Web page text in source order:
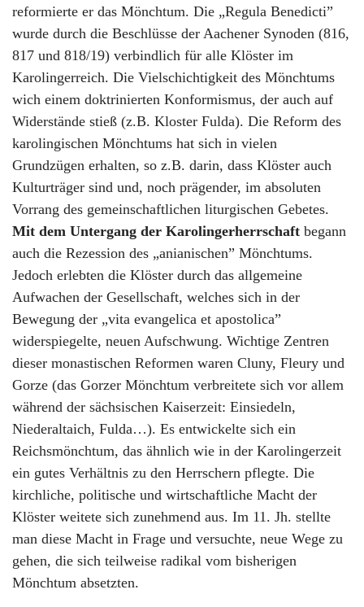
reformierte er das Mönchtum. Die „Regula Benedicti”
wurde durch die Beschlüsse der Aachener Synoden (816,
817 und 818/19) verbindlich für alle Klöster im
Karolingerreich. Die Vielschichtigkeit des Mönchtums
wich einem doktrinierten Konformismus, der auch auf
Widerstände stieß (z.B. Kloster Fulda). Die Reform des
karolingischen Mönchtums hat sich in vielen
Grundzügen erhalten, so z.B. darin, dass Klöster auch
Kulturträger sind und, noch prägender, im absoluten
Vorrang des gemeinschaftlichen liturgischen Gebetes.
Mit dem Untergang der Karolingerherrschaft begann
auch die Rezession des „anianischen” Mönchtums.
Jedoch erlebten die Klöster durch das allgemeine
Aufwachen der Gesellschaft, welches sich in der
Bewegung der „vita evangelica et apostolica”
widerspiegelte, neuen Aufschwung. Wichtige Zentren
dieser monastischen Reformen waren Cluny, Fleury und
Gorze (das Gorzer Mönchtum verbreitete sich vor allem
während der sächsischen Kaiserzeit: Einsiedeln,
Niederaltaich, Fulda…). Es entwickelte sich ein
Reichsmönchtum, das ähnlich wie in der Karolingerzeit
ein gutes Verhältnis zu den Herrschern pflegte. Die
kirchliche, politische und wirtschaftliche Macht der
Klöster weitete sich zunehmend aus. Im 11. Jh. stellte
man diese Macht in Frage und versuchte, neue Wege zu
gehen, die sich teilweise radikal vom bisherigen
Mönchtum absetzten.